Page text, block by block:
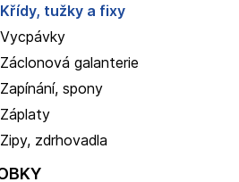
Křídy, tužky a fixy
Vycpávky
Záclonová galanterie
Zapínání, spony
Záplaty
Zipy, zdrhovadla